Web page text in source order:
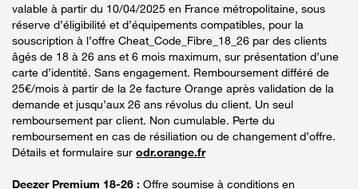
valable à partir du 10/04/2025 en France métropolitaine, sous
réserve d’éligibilité et d’équipements compatibles, pour la
souscription à l’offre Cheat_Code_Fibre_18_26 par des clients
âgés de 18 à 26 ans et 6 mois maximum, sur présentation d’une
carte d’identité. Sans engagement. Remboursement différé de
25€/mois à partir de la 2e facture Orange après validation de la
demande et jusqu’aux 26 ans révolus du client. Un seul
remboursement par client. Non cumulable. Perte du
remboursement en cas de résiliation ou de changement d’offre.
Détails et formulaire sur odr.orange.fr
Deezer Premium 18-26 : Offre soumise à conditions en